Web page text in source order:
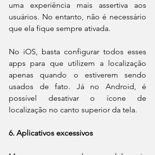
uma experiência mais assertiva aos
usuários. No entanto, não é necessário
que ela fique sempre ativada.
No iOS, basta configurar todos esses
apps para que utilizem a localização
apenas quando o estiverem sendo
usados de fato. Já no Android, é
possível desativar o ícone de
localização no canto superior da tela.
6. Aplicativos excessivos